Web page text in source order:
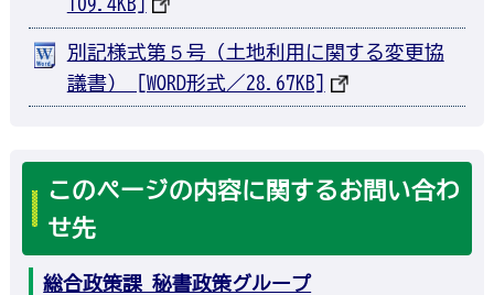
別記様式第５号（土地利用に関する変更協
議書） [WORD形式／28.67KB]
このページの内容に関するお問い合わ
せ先
総合政策課 秘書政策グループ